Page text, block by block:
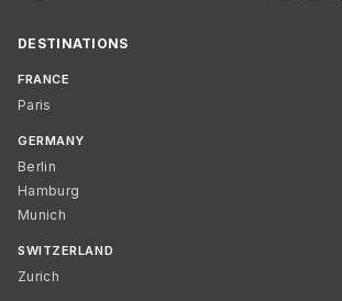
DESTINATIONS
FRANCE
Paris
GERMANY
Berlin
Hamburg
Munich
SWITZERLAND
Zurich